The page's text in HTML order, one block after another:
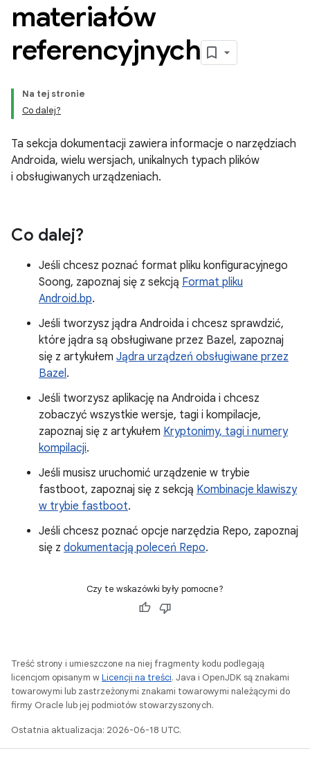
materiałów
referencyjnych
Na tej stronie
Co dalej?
Ta sekcja dokumentacji zawiera informacje o narzędziach
Androida, wielu wersjach, unikalnych typach plików
i obsługiwanych urządzeniach.
Co dalej?
Jeśli chcesz poznać format pliku konfiguracyjnego
Soong, zapoznaj się z sekcją Format pliku
Android.bp.
Jeśli tworzysz jądra Androida i chcesz sprawdzić,
które jądra są obsługiwane przez Bazel, zapoznaj
się z artykułem Jądra urządzeń obsługiwane przez
Bazel.
Jeśli tworzysz aplikację na Androida i chcesz
zobaczyć wszystkie wersje, tagi i kompilacje,
zapoznaj się z artykułem Kryptonimy, tagi i numery
kompilacji.
Jeśli musisz uruchomić urządzenie w trybie
fastboot, zapoznaj się z sekcją Kombinacje klawiszy
w trybie fastboot.
Jeśli chcesz poznać opcje narzędzia Repo, zapoznaj
się z dokumentacją poleceń Repo.
Czy te wskazówki były pomocne?
Treść strony i umieszczone na niej fragmenty kodu podlegają
licencjom opisanym wLicencji na treści. Java i OpenJDK są znakami
towarowymi lub zastrzeżonymi znakami towarowymi należącymi do
firmy Oracle lub jej podmiotów stowarzyszonych.
Ostatnia aktualizacja: 2026-06-18 UTC.